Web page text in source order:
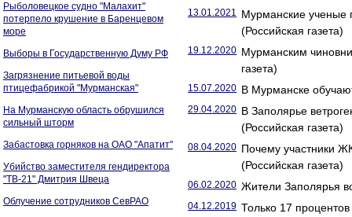
Рыболовецкое судно "Малахит"
потерпело крушение в Баренцевом
море
Выборы в Государственную Думу РФ
Загрязнение питьевой воды
птицефабрикой "Мурманская"
На Мурманскую область обрушился
сильный шторм
Забастовка горняков на ОАО "Апатит"
Убийство заместителя гендиректора
"ТВ-21" Дмитрия Швеца
Облучение сотрудников СевРАО
13.01.2021 Мурманские ученые
(Российская газета)
19.12.2020 Мурманским
газета)
15.07.2020 В Мурманске
29.04.2020 В Заполярье
(Российская газета)
08.04.2020 Почему участники
(Российская газета)
06.02.2020 Жители Заполярья
04.12.2019 Только 17